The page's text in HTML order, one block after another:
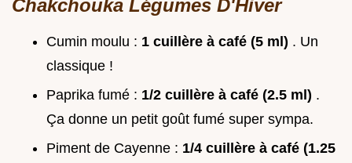
Chakchouka Légumes D'Hiver
Cumin moulu : 1 cuillère à café (5 ml) . Un
classique !
Paprika fumé : 1/2 cuillère à café (2.5 ml) .
Ça donne un petit goût fumé super sympa.
Piment de Cayenne : 1/4 cuillère à café (1.25